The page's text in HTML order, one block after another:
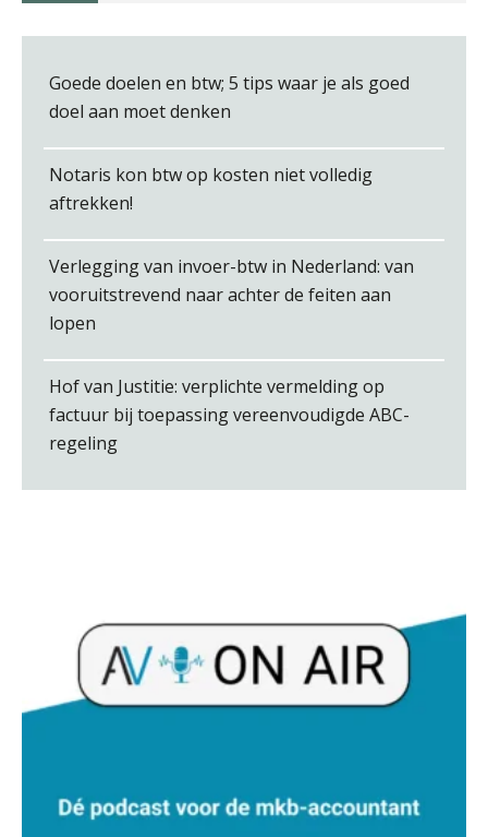
Jan Wietsma
Goede doelen en btw; 5 tips waar je als goed
doel aan moet denken
Notaris kon btw op kosten niet volledig
aftrekken!
Verlegging van invoer-btw in Nederland: van
vooruitstrevend naar achter de feiten aan
lopen
Hof van Justitie: verplichte vermelding op
factuur bij toepassing vereenvoudigde ABC-
regeling